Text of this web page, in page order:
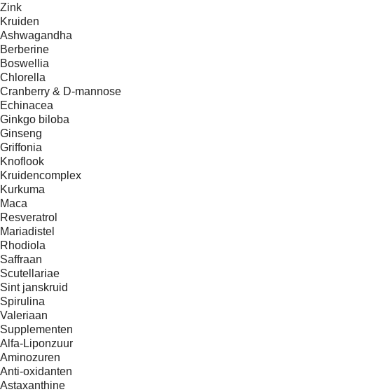
Zink
Kruiden
Ashwagandha
Berberine
Boswellia
Chlorella
Cranberry & D-mannose
Echinacea
Ginkgo biloba
Ginseng
Griffonia
Knoflook
Kruidencomplex
Kurkuma
Maca
Resveratrol
Mariadistel
Rhodiola
Saffraan
Scutellariae
Sint janskruid
Spirulina
Valeriaan
Supplementen
Alfa-Liponzuur
Aminozuren
Anti-oxidanten
Astaxanthine